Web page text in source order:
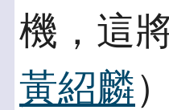
機，這
黃紹麟）